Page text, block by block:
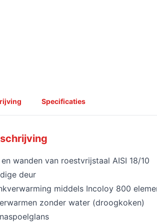
Specificaties
wanden van roestvrijstaal AISI 18/10
deur
middels Incoloy 800
zonder water (droogkoken)